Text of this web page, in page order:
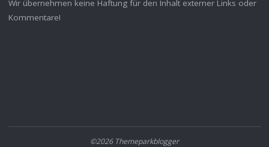
Wir übernehmen keine Haftung für den Inhalt externer Links oder
Kommentare!
©2026 Themeparkblogger